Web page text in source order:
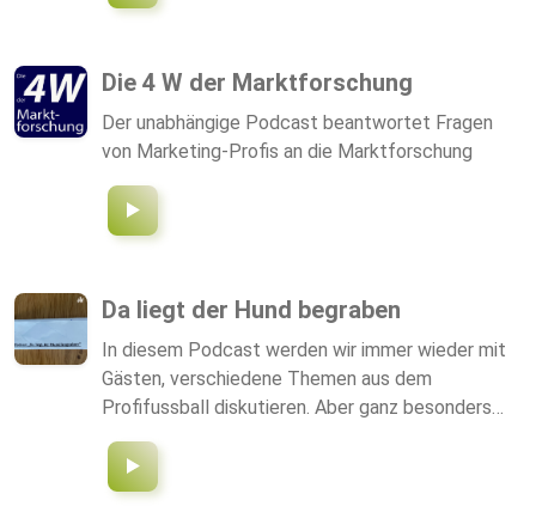
Die 4 W der Marktforschung
Der unabhängige Podcast beantwortet Fragen
von Marketing-Profis an die Marktforschung
Da liegt der Hund begraben
In diesem Podcast werden wir immer wieder mit
Gästen, verschiedene Themen aus dem
Profifussball diskutieren. Aber ganz besonders
Plattform geben, um Probleme und Wünsche
hervorzubringen, aber auch um Werbung zu